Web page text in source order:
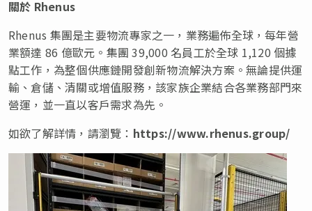
關於 Rhenus
Rhenus 集團是主要物流專家之一，業務遍佈全球，每年營
業額達 86 億歐元。集團 39,000 名員工於全球 1,120 個據
點工作，為整個供應鏈開發創新物流解決方案。無論提供運
輸、倉儲、清關或增值服務，該家族企業結合各業務部門來
營運，並一直以客戶需求為先。
如欲了解詳情，請瀏覽： https://www.rhenus.group/